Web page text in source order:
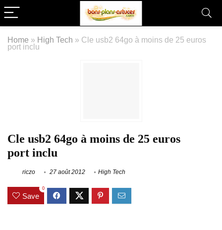
Home » High Tech » Cle usb2 64go à moins de 25 euros
port inclu
Cle usb2 64go à moins de 25 euros
port inclu
riczo 27 août 2012 High Tech
Save
0